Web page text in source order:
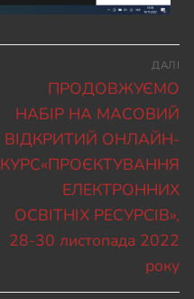
ДАЛІ
ПРОДОВЖУЄМО
НАБІР НА МАСОВИЙ
ВІДКРИТИЙ ОНЛАЙН-
КУРС«ПРОЄКТУВАННЯ
ЕЛЕКТРОННИХ
ОСВІТНІХ РЕСУРСІВ»,
28-30 листопада 2022
року